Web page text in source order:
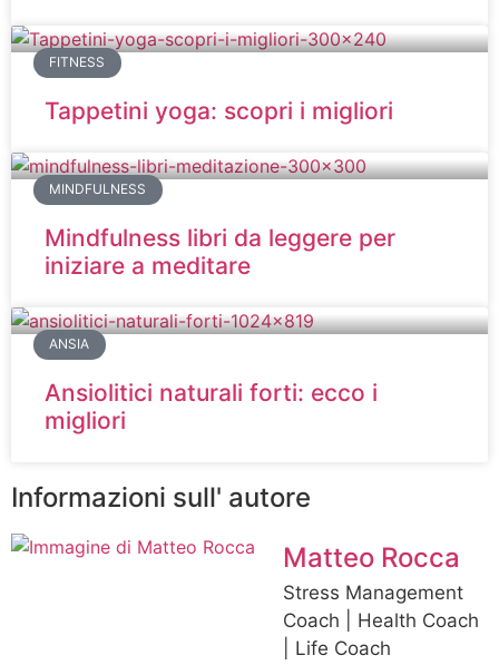
FITNESS
Tappetini yoga: scopri i migliori
MINDFULNESS
Mindfulness libri da leggere per
iniziare a meditare
ANSIA
Ansiolitici naturali forti: ecco i
migliori
Informazioni sull' autore
Matteo Rocca
Stress Management
Coach | Health Coach
| Life Coach